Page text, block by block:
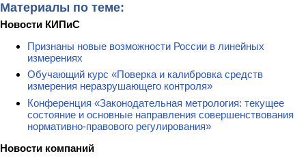
Материалы по теме:
Новости КИПиС
Признаны новые возможности России в линейных
измерениях
Обучающий курс «Поверка и калибровка средств
измерения неразрушающего контроля»
Конференция «Законодательная метрология: текущее
состояние и основные направления совершенствования
нормативно-правового регулирования»
Новости компаний